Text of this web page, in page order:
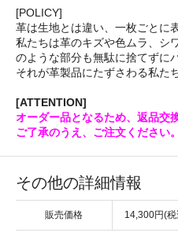
[POLICY]
革は生地とは違い、一枚ごとに
私たちは革のキズや色ムラ、シ
のような部分も無駄に捨てずに
それが革製品にたずさわる私た
[ATTENTION]
オーダー品となるため、返品交
ご了承のうえ、ご注文ください。
その他の詳細情報
販売価格 14,300円(